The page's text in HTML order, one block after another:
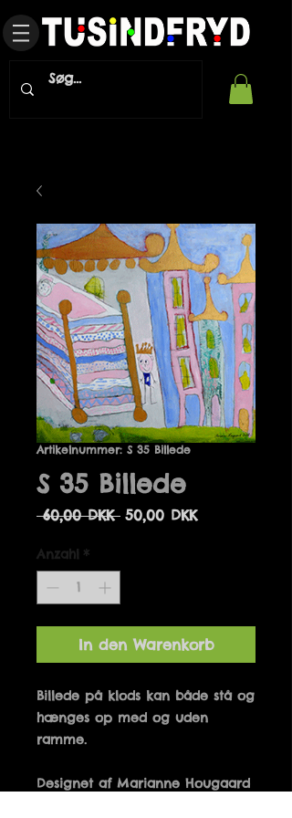
Artikelnummer: S 35 Billede
S 35 Billede
60,00 DKK Standardpreis
50,00 DKKSale-
Anzahl *
In den Warenkorb
Billede på klods kan både stå og
hænges op med og uden
Designet af Marianne Hougaard